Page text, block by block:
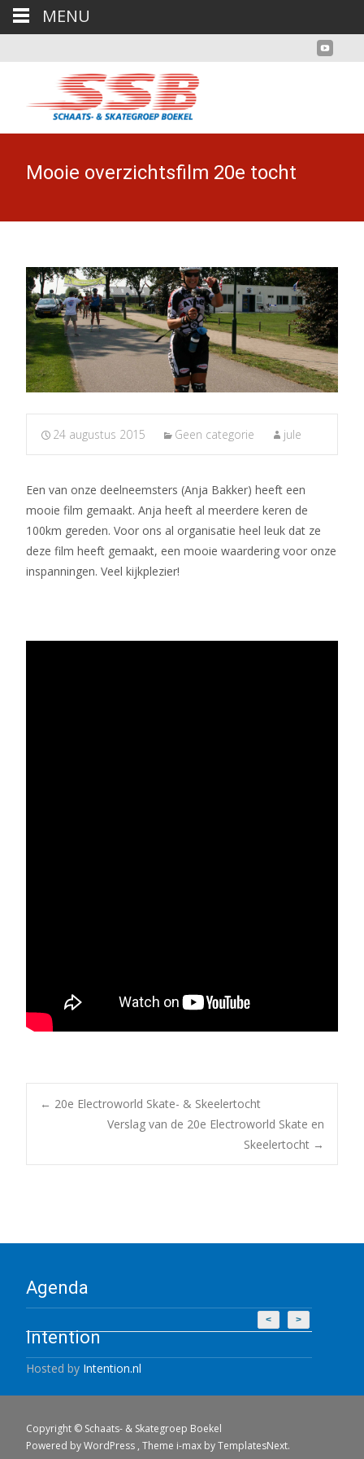
Mooie overzichtsfilm 20e tocht
24 augustus 2015 Geen categorie jule
Een van onze deelneemsters (Anja Bakker) heeft een
mooie film gemaakt. Anja heeft al meerdere keren de
100km gereden. Voor ons al organisatie heel leuk dat ze
deze film heeft gemaakt, een mooie waardering voor onze
inspanningen. Veel kijkplezier!
Post
navigation
← 20e Electroworld Skate- & Skeelertocht
Verslag van de 20e Electroworld Skate en
Skeelertocht →
Agenda
< >
Intention
Hosted by Intention.nl
Copyright © Schaats- & Skategroep Boekel
Powered by WordPress , Theme i-max by TemplatesNext.
MENU